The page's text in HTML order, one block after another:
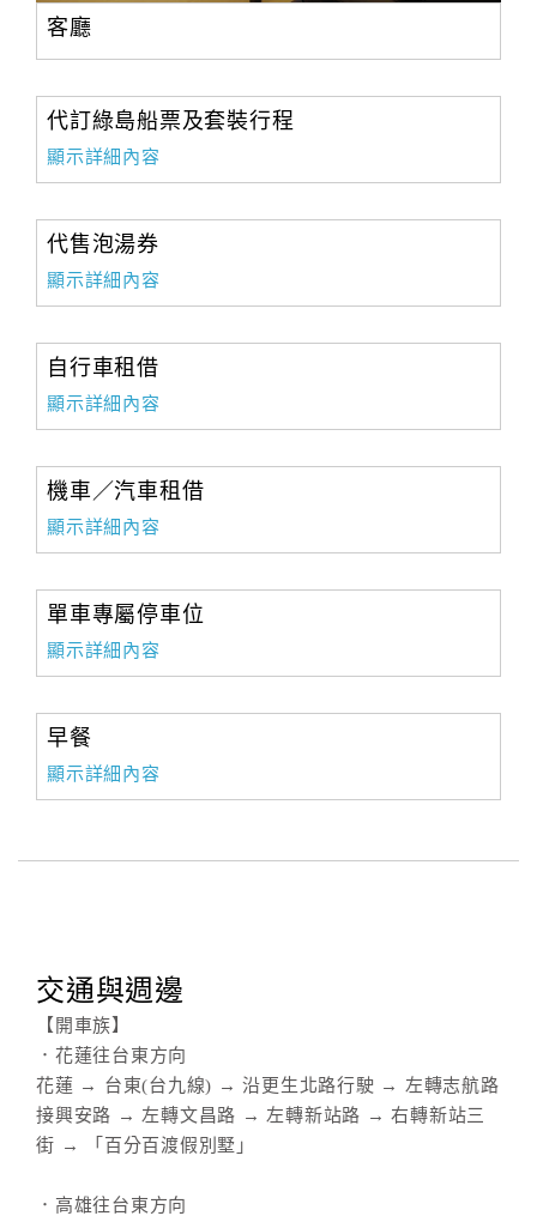
客廳
代訂綠島船票及套裝行程
顯示詳細內容
代售泡湯券
顯示詳細內容
自行車租借
顯示詳細內容
機車／汽車租借
顯示詳細內容
單車專屬停車位
顯示詳細內容
早餐
顯示詳細內容
交通與週邊
【開車族】
．花蓮往台東方向
花蓮 → 台東(台九線) → 沿更生北路行駛 → 左轉志航路
接興安路 → 左轉文昌路 → 左轉新站路 → 右轉新站三
街 → 「百分百渡假別墅」
．高雄往台東方向